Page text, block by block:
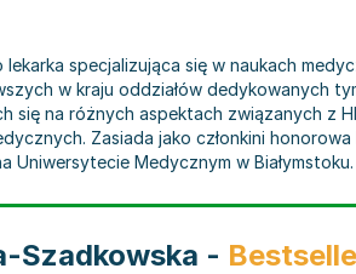
specjalizująca się w naukach
w kraju oddziałów dedykowanych
się na różnych aspektach związanych z
Zasiada jako członkini
Uniwersytecie Medycznym w Białymstoku.
Szadkowska -